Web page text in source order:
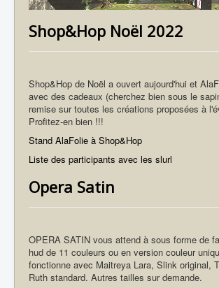
Shop&Hop Noël 2022
Shop&Hop de Noël a ouvert aujourd'hui et
avec des cadeaux (cherchez bien sous le
remise sur toutes les créations proposées à
Profitez-en bien !!!
Stand AlaFolie à Shop&Hop
Liste des participants avec les slurl
Opera Satin
OPERA SATIN vous attend à sous forme de
hud de 11 couleurs ou en version couleur
fonctionne avec Maitreya Lara, Slink original,
Ruth standard. Autres tailles sur demande.